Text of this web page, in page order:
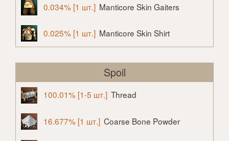
0.034% [1 шт.] Manticore Skin Gaiters
0.025% [1 шт.] Manticore Skin Shirt
Spoil
100.01% [1-5 шт.] Thread
16.677% [1 шт.] Coarse Bone Powder